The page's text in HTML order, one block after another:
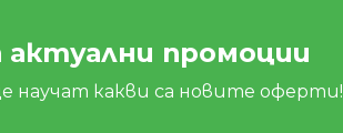
промоции
какви са новите оферти!